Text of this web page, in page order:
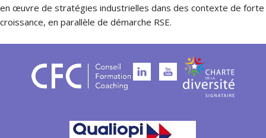
en œuvre de stratégies industrielles dans des contexte de forte
croissance, en parallèle de démarche RSE.